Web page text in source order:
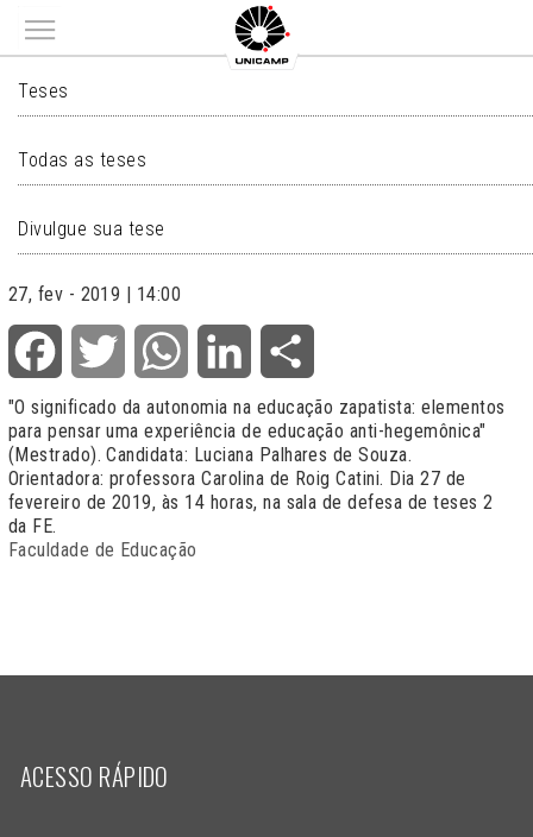
Main menu
TESES
Teses
Todas as teses
Divulgue sua tese
27, fev - 2019 | 14:00
Facebook Twitter WhatsApp LinkedIn
"O significado da autonomia na educação zapatista: elementos
para pensar uma experiência de educação anti-hegemônica"
(Mestrado). Candidata: Luciana Palhares de Souza.
Orientadora: professora Carolina de Roig Catini. Dia 27 de
fevereiro de 2019, às 14 horas, na sala de defesa de teses 2
da FE.
Faculdade de Educação
ACESSO RÁPIDO